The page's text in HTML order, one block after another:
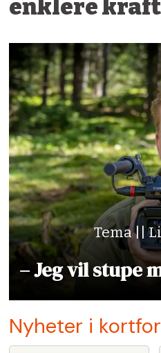
enklere
Tema ||
– Jeg vil stupe
Nyheter i